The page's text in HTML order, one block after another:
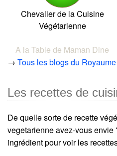
Chevalier de la Cuisine
Végétarienne
A la Table de Maman Dine
→ Tous les blogs du
Les recettes de
De quelle sorte de recette
vegetarienne avez-vous
ingrédient pour voir les